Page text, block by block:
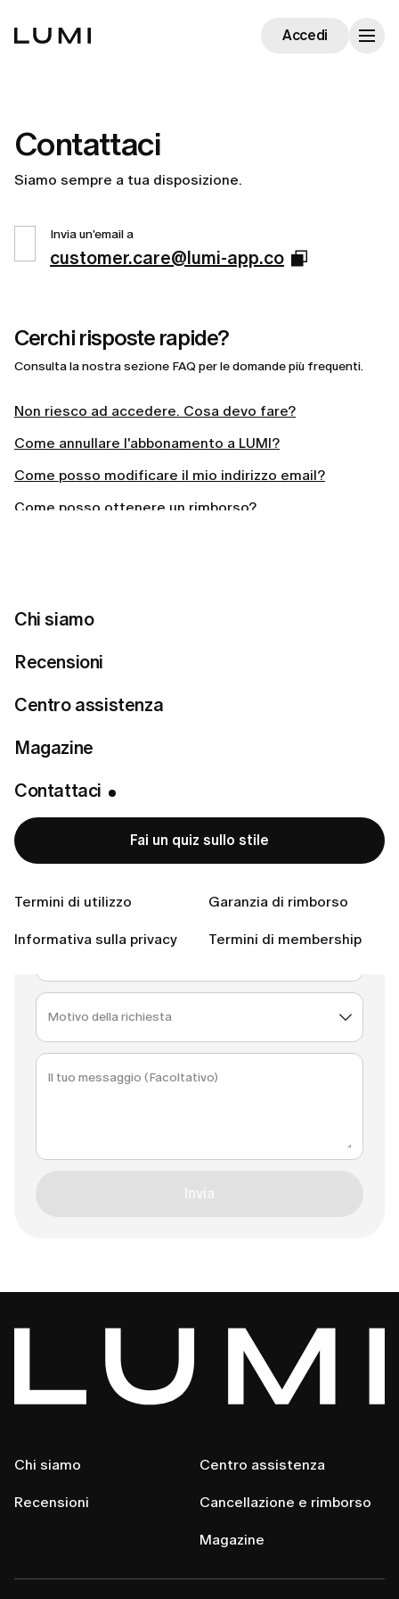
Chi siamo
Recensioni
Centro assistenza
Magazine
Contattaci
Fai un quiz sullo stile
Termini di utilizzo Garanzia di rimborso
Informativa sulla privacy Termini di membership
Accedi
Contattaci
Siamo sempre a tua disposizione.
Invia un'email a
customer.care@lumi-app.co
Cerchi risposte rapide?
Consulta la nostra sezione FAQ per le domande più frequenti.
Non riesco ad accedere. Cosa devo fare?
Come annullare l'abbonamento a LUMI?
Come posso modificare il mio indirizzo email?
Come posso ottenere un rimborso?
Assistenza clienti
registrazione.
Indirizzo email
Motivo della richiesta
Il tuo messaggio (Facoltativo)
Invia
Chi siamo
Recensioni
Centro assistenza
Cancellazione e rimborso
Magazine